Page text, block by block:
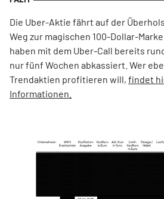
Die Uber-Aktie fährt auf der
Weg zur magischen 100-Dollar-
haben mit dem Uber-Call bereits
nur fünf Wochen abkassiert. Wer
Trendaktien profitieren will, findet
Informationen.